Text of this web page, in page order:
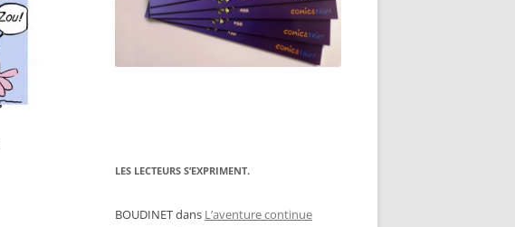
LES LECTEURS S’EXPRIMENT.
BOUDINETdans L’aventure continue